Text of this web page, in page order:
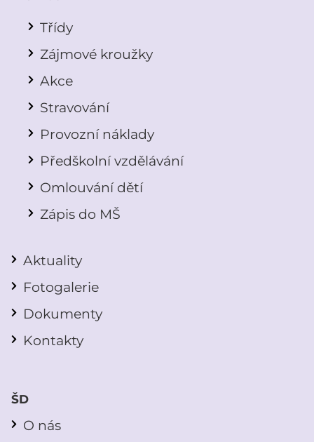
Třídy
Zájmové kroužky
Akce
Stravování
Provozní náklady
Předškolní vzdělávání
Omlouvání dětí
Zápis do MŠ
Aktuality
Fotogalerie
Dokumenty
Kontakty
ŠD
O nás